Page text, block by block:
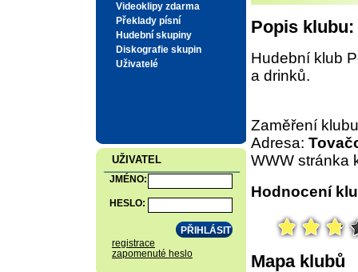
Videoklipy zdarma
Překlady písní
Hudební skupiny
Diskografie skupin
Uživatelé
UŽIVATEL
JMÉNO:
HESLO:
registrace
zapomenuté heslo
Popis klubu:
Hudební klub
a drinků.
Zaměření
Adresa:
WWW stránka
Hodnocení
Mapa klubů